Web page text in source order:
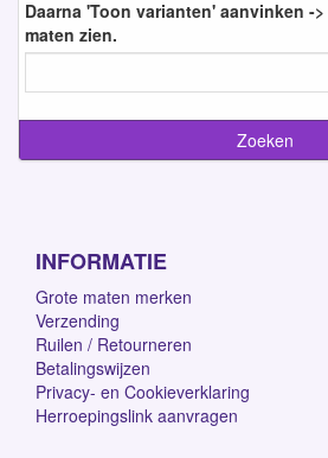
Daarna 'Toon varianten' aanvinken -
maten zien.
INFORMATIE
Grote maten merken
Verzending
Ruilen / Retourneren
Betalingswijzen
Privacy- en Cookieverklaring
Herroepingslink aanvragen